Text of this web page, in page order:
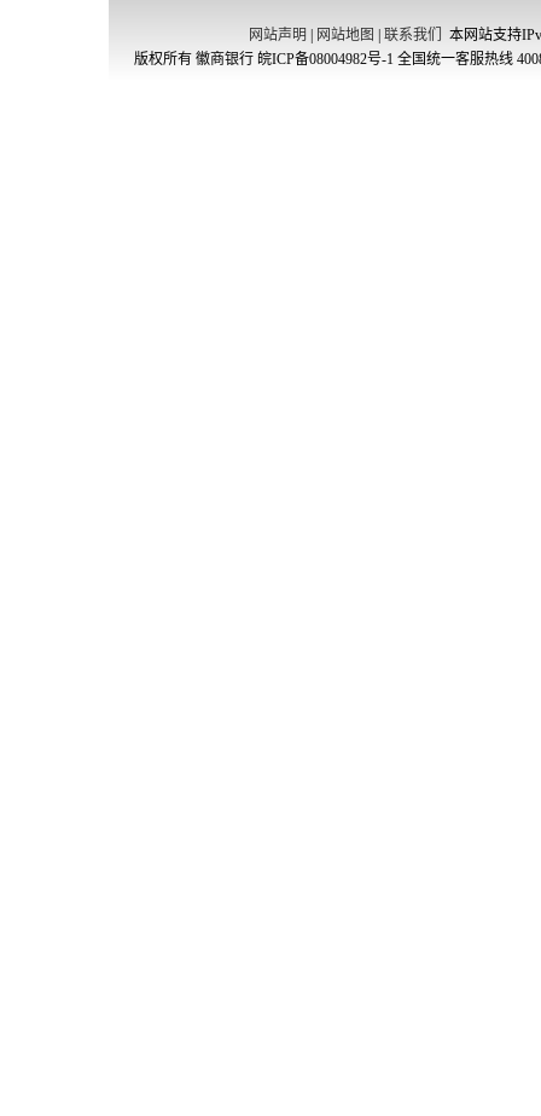
网站声明 网站地图 联系我们
本网站支持
版权所有 徽商银行 皖ICP备08004982号-1 全国统一客服热线